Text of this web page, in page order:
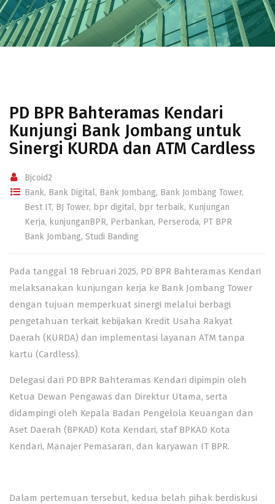
PD BPR Bahteramas Kendari
Kunjungi Bank Jombang untuk
Sinergi KURDA dan ATM Cardless
Bjcoid2
Bank, Bank Digital, Bank Jombang, Bank Jombang Tower,
Best IT, BJ Tower, bpr digital, bpr terbaik, Kunjungan
Kerja, kunjunganBPR, Perbankan, Perseroda, PT BPR
Bank Jombang, Studi Banding
Pada tanggal 18 Februari 2025, PD BPR Bahteramas Kendari
melaksanakan kunjungan kerja ke Bank Jombang Tower
dengan tujuan memperkuat sinergi melalui berbagi
pengetahuan terkait kebijakan Kredit Usaha Rakyat
Daerah (KURDA) dan implementasi layanan ATM tanpa
kartu (Cardless).
Delegasi dari PD BPR Bahteramas Kendari dipimpin oleh
Ketua Dewan Pengawas dan Direktur Utama, serta
didampingi oleh Kepala Badan Pengelola Keuangan dan
Aset Daerah (BPKAD) Kota Kendari, staf BPKAD Kota
Kendari, Manajer Pemasaran, dan karyawan IT BPR.
Dalam pertemuan tersebut, kedua belah pihak berdiskusi